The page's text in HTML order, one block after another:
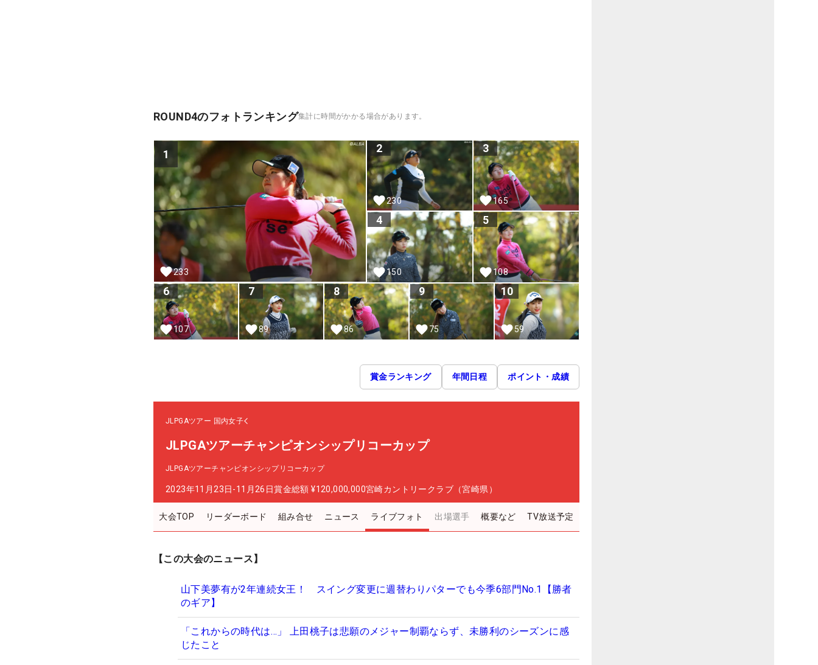
ROUND4のフォトランキング集計に時間がかかる場合があります。
1
233
2
230
3
165
4
150
5
108
6
107
7
89
8
86
9
75
10
59
賞金ランキング 年間日程 ポイント・成績
JLPGAツアー 国内女子
JLPGAツアーチャンピオンシップリコーカップ
JLPGAツアーチャンピオンシップリコーカップ
2023年11月23日-11月26日賞金総額 ¥120,000,000宮崎カントリークラブ（宮崎県）
大会TOP リーダーボード 組み合せ ニュース ライブフォト 出場選手 概要など TV放送予定
【この大会のニュース】
山下美夢有が2年連続女王！ スイング変更に週替わりパターでも今季6部門No.1【勝者
のギア】
「これからの時代は…」 上田桃子は悲願のメジャー制覇ならず、未勝利のシーズンに感
じたこと